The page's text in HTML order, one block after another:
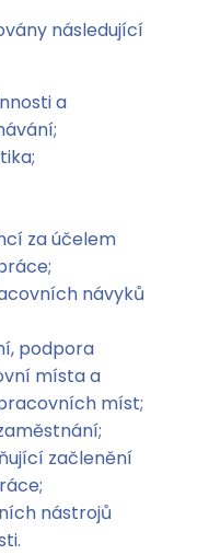
následující
a
za účelem
návyků
podpora
místa a
míst;
začlenění
nástrojů